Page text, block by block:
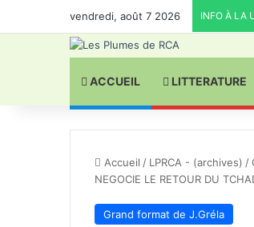
vendredi, août 7 2026 INFO À LA
ACCUEIL LITTERATURE
Accueil / LPRCA - (archives) /
NEGOCIE LE RETOUR DU
Grand format de J.Gréla